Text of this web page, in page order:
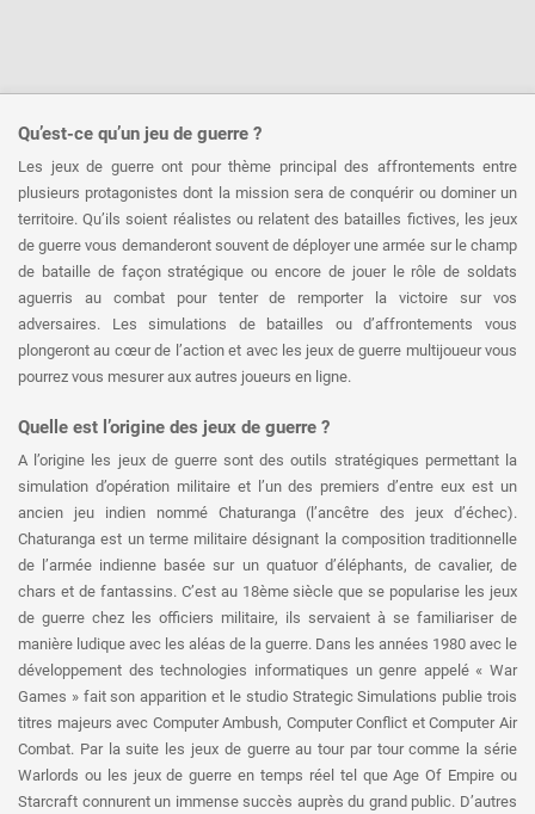
Qu’est-ce qu’un jeu de guerre ?
Les jeux de guerre ont pour thème principal des affrontements entre
plusieurs protagonistes dont la mission sera de conquérir ou dominer un
territoire. Qu’ils soient réalistes ou relatent des batailles fictives, les jeux
de guerre vous demanderont souvent de déployer une armée sur le champ
de bataille de façon stratégique ou encore de jouer le rôle de soldats
aguerris au combat pour tenter de remporter la victoire sur vos
adversaires. Les simulations de batailles ou d’affrontements vous
plongeront au cœur de l’action et avec les jeux de guerre multijoueur vous
pourrez vous mesurer aux autres joueurs en ligne.
Quelle est l’origine des jeux de guerre ?
A l’origine les jeux de guerre sont des outils stratégiques permettant la
simulation d’opération militaire et l’un des premiers d’entre eux est un
ancien jeu indien nommé Chaturanga (l’ancêtre des jeux d’échec).
Chaturanga est un terme militaire désignant la composition traditionnelle
de l’armée indienne basée sur un quatuor d’éléphants, de cavalier, de
chars et de fantassins. C’est au 18ème siècle que se popularise les jeux
de guerre chez les officiers militaire, ils servaient à se familiariser de
manière ludique avec les aléas de la guerre. Dans les années 1980 avec le
développement des technologies informatiques un genre appelé « War
Games » fait son apparition et le studio Strategic Simulations publie trois
titres majeurs avec Computer Ambush, Computer Conflict et Computer Air
Combat. Par la suite les jeux de guerre au tour par tour comme la série
Warlords ou les jeux de guerre en temps réel tel que Age Of Empire ou
Starcraft connurent un immense succès auprès du grand public. D’autres